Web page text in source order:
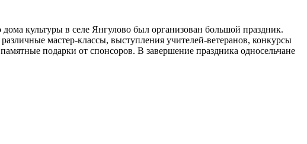
культуры в селе Янгулово был организован большой праздник.
мастер-классы, выступления учителей-ветеранов, конкурсы
подарки от спонсоров. В завершение праздника односельчане